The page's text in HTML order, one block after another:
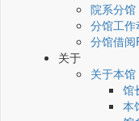
院系分馆
分馆工作
分馆借阅
关于
关于本馆
馆
本